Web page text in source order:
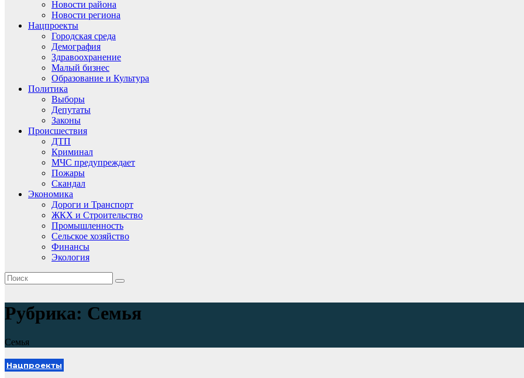
Новости района
Новости региона
Нацпроекты
Городская среда
Демография
Здравоохранение
Малый бизнес
Образование и Культура
Политика
Выборы
Депутаты
Законы
Происшествия
ДТП
Криминал
МЧС предупреждает
Пожары
Скандал
Экономика
Дороги и Транспорт
ЖКХ и Строительство
Промышленность
Сельское хозяйство
Финансы
Экология
Рубрика: Семья
Семья
Нацпроекты